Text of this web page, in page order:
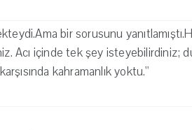
bir sorusunu
Acı içinde tek şey isteyebilirdiniz;
kahramanlık yoktu.''